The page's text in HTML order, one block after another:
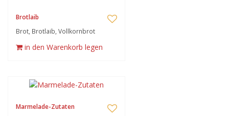
Brotlaib
Brot, Brotlaib, Vollkornbrot
in den Warenkorb legen
Marmelade-Zutaten